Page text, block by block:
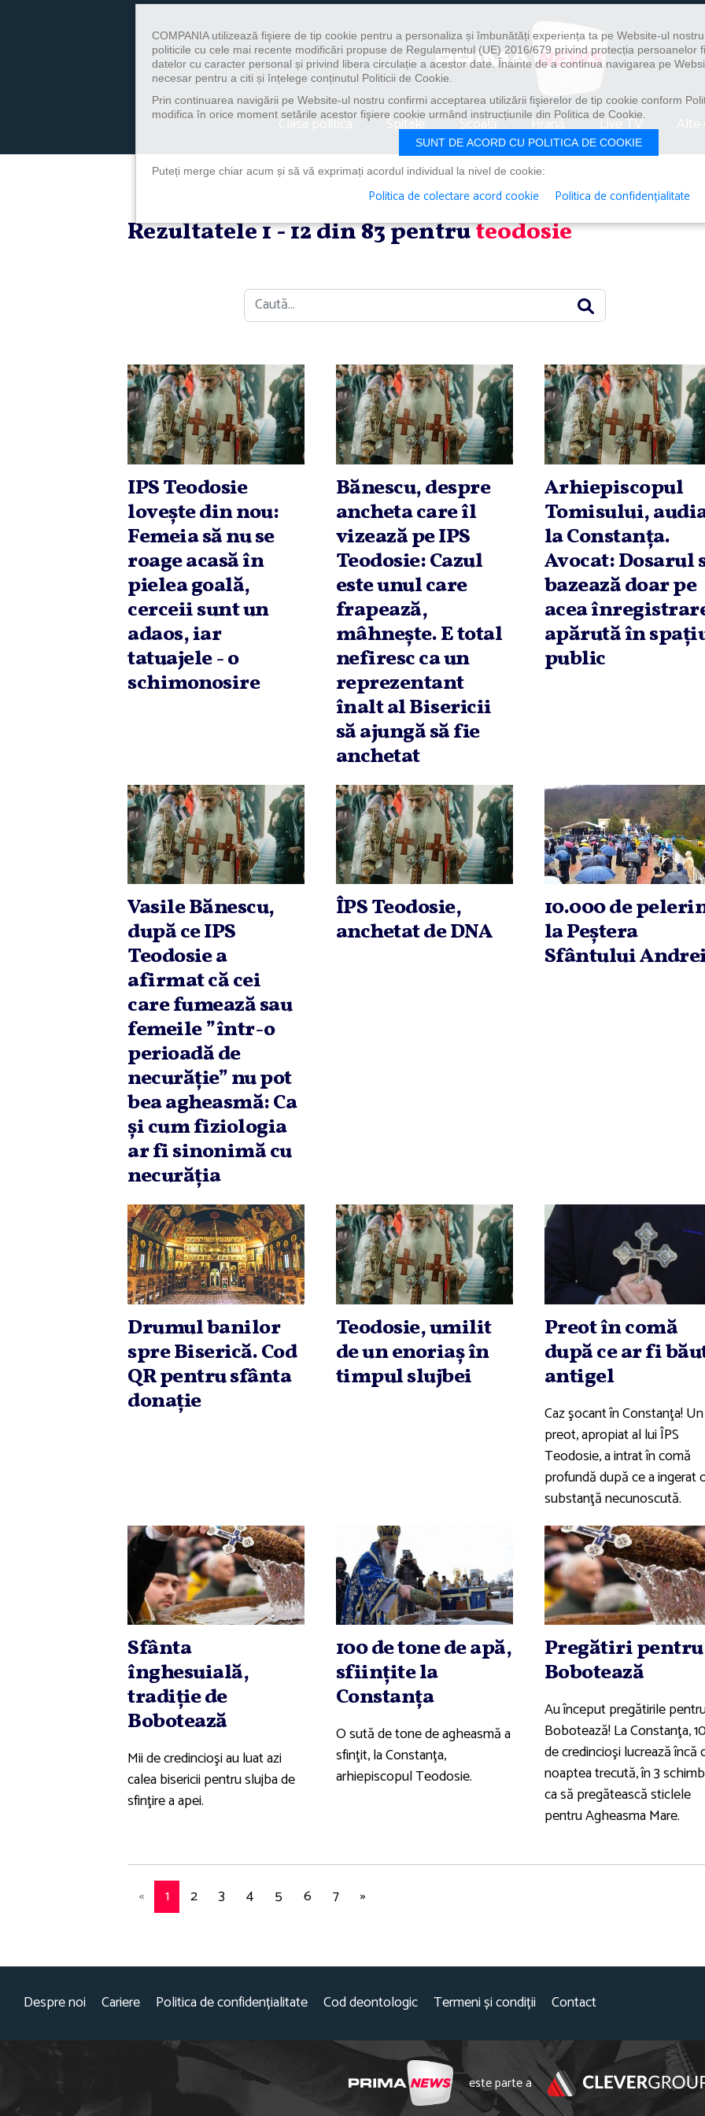
Clasa politica Spitale Școală Hrană Live TV
Rezultatele 1 - 12 din 83 pentruteodosie
Caută
IPS Teodosie
loveşte din nou:
Femeia să nu se
roage acasă în
pielea goală,
cerceii sunt un
adaos, iar
tatuajele - o
schimonosire
Bănescu, despre
ancheta care îl
vizează pe IPS
Teodosie: Cazul
este unul care
frapează,
mâhneşte. E total
nefiresc ca un
reprezentant
înalt al Bisericii
să ajungă să fie
anchetat
Arhiepiscopul
Tomisului,
la Constanţa.
Avocat: Dosarul
bazează doar pe
acea
apărută în
public
Vasile Bănescu,
după ce IPS
Teodosie a
afirmat că cei
care fumează sau
femeile ”într-o
perioadă de
necurăţie” nu pot
bea agheasmă: Ca
şi cum fiziologia
ar fi sinonimă cu
necurăţia
ÎPS Teodosie,
anchetat de DNA
10.000 de
la Peştera
Sfântului
Drumul banilor
spre Biserică. Cod
QR pentru sfânta
donaţie
Teodosie, umilit
de un enoriaş în
timpul slujbei
Preot în comă
după ce ar fi
antigel
Caz şocant în Constanţa! Un
preot, apropiat al lui ÎPS
Teodosie, a intrat în comă
profundă după ce a ingerat
substanţă necunoscută.
Sfânta
înghesuială,
tradiţie de
Bobotează
Mii de credincioşi au luat azi
calea bisericii pentru slujba de
sfinţire a apei.
100 de tone de apă,
sfiinţite la
Constanţa
O sută de tone de agheasmă a
sfinţit, la Constanţa,
arhiepiscopul Teodosie.
Pregătiri pentru
Bobotează
Au început pregătirile
Bobotează! La Constanţa,
de credincioşi lucrează încă
noaptea trecută, în 3
ca să pregătească sticlele
pentru Agheasma Mare.
« 1 2 3 4 5 6 7 »
Despre noi Cariere Politica de confidențialitate Cod deontologic Termeni și condiții Contact
este parte a
COMPANIA utilizează fişiere de tip cookie pentru a personaliza și îmbunătăți experiența ta pe Website-ul
politicile cu cele mai recente modificări propuse de Regulamentul (UE) 2016/679 privind protecția persoanelor
datelor cu caracter personal și privind libera circulație a acestor date. Înainte de a continua navigarea pe
necesar pentru a citi și înțelege conținutul Politicii de Cookie.
Prin continuarea navigării pe Website-ul nostru confirmi acceptarea utilizării fişierelor de tip cookie conform
modifica în orice moment setările acestor fişiere cookie urmând instrucțiunile din Politica de Cookie.
SUNT DE ACORD CU POLITICA DE COOKIE
Puteți merge chiar acum și să vă exprimați acordul individual la nivel de cookie:
Politica de colectare acord cookie Politica de confidențialitate